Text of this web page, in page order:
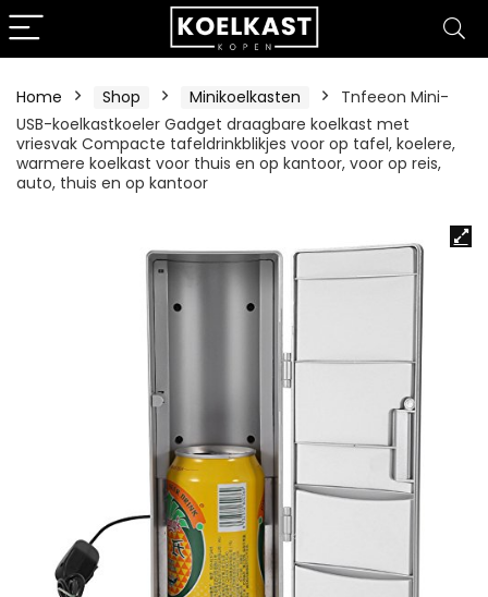
Home Shop Minikoelkasten
Tnfeeon Mini-
USB-koelkastkoeler Gadget draagbare koelkast met
vriesvak Compacte tafeldrinkblikjes voor op tafel, koelere,
warmere koelkast voor thuis en op kantoor, voor op reis,
auto, thuis en op kantoor